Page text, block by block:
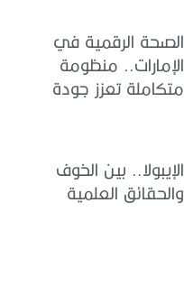
الصحة الرقمية في
الإمارات.. منظومة
متكاملة تعزز جودة
الإيبولا.. بين الخوف
والحقائق العلمية